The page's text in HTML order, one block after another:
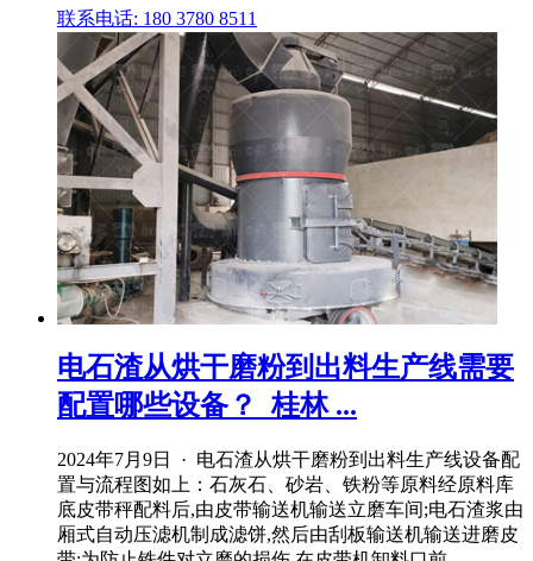
联系电话: 180 3780 8511
电石渣从烘干磨粉到出料生产线需要
配置哪些设备？_桂林 ...
2024年7月9日 · 电石渣从烘干磨粉到出料生产线设备配
置与流程图如上：石灰石、砂岩、铁粉等原料经原料库
底皮带秤配料后,由皮带输送机输送立磨车间;电石渣浆由
厢式自动压滤机制成滤饼,然后由刮板输送机输送进磨皮